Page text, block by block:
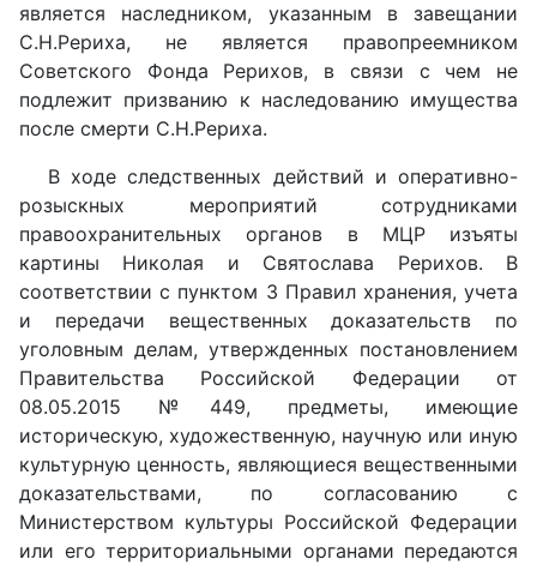
является наследником, указанным в завещании
С.Н.Рериха, не является правопреемником
Советского Фонда Рерихов, в связи с чем не
подлежит призванию к наследованию имущества
после смерти С.Н.Рериха.
В ходе следственных действий и оперативно-
розыскных мероприятий сотрудниками
правоохранительных органов в МЦР изъяты
картины Николая и Святослава Рерихов. В
соответствии с пунктом 3 Правил хранения, учета
и передачи вещественных доказательств по
уголовным делам, утвержденных постановлением
Правительства Российской Федерации от
08.05.2015 №449, предметы, имеющие
историческую, художественную, научную или иную
культурную ценность, являющиеся вещественными
доказательствами, по согласованию с
Министерством культуры Российской Федерации
или его территориальными органами передаются